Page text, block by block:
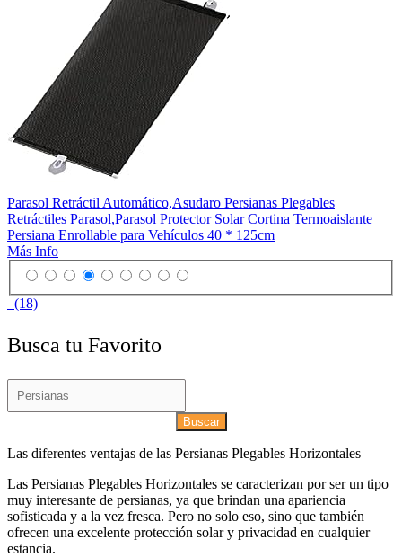
Parasol Retráctil Automático,Asudaro Persianas Plegables
Retráctiles Parasol,Parasol Protector Solar Cortina Termoaislante
Persiana Enrollable para Vehículos 40 * 125cm
Más Info
(18)
Busca tu Favorito
Buscar
Las diferentes ventajas de las Persianas Plegables Horizontales
Las Persianas Plegables Horizontales se caracterizan por ser un tipo
muy interesante de persianas, ya que brindan una apariencia
sofisticada y a la vez fresca. Pero no solo eso, sino que también
ofrecen una excelente protección solar y privacidad en cualquier
estancia.